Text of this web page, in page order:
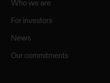
Who we are
For investors
News
Our commitments